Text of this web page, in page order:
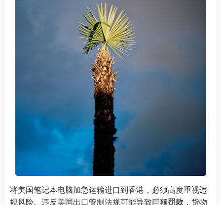
将美国笔记本电脑加急运输进口到香港，必须高度重视违
规风险。违反美国出口管制法规可能导致巨额罚款 ，货物